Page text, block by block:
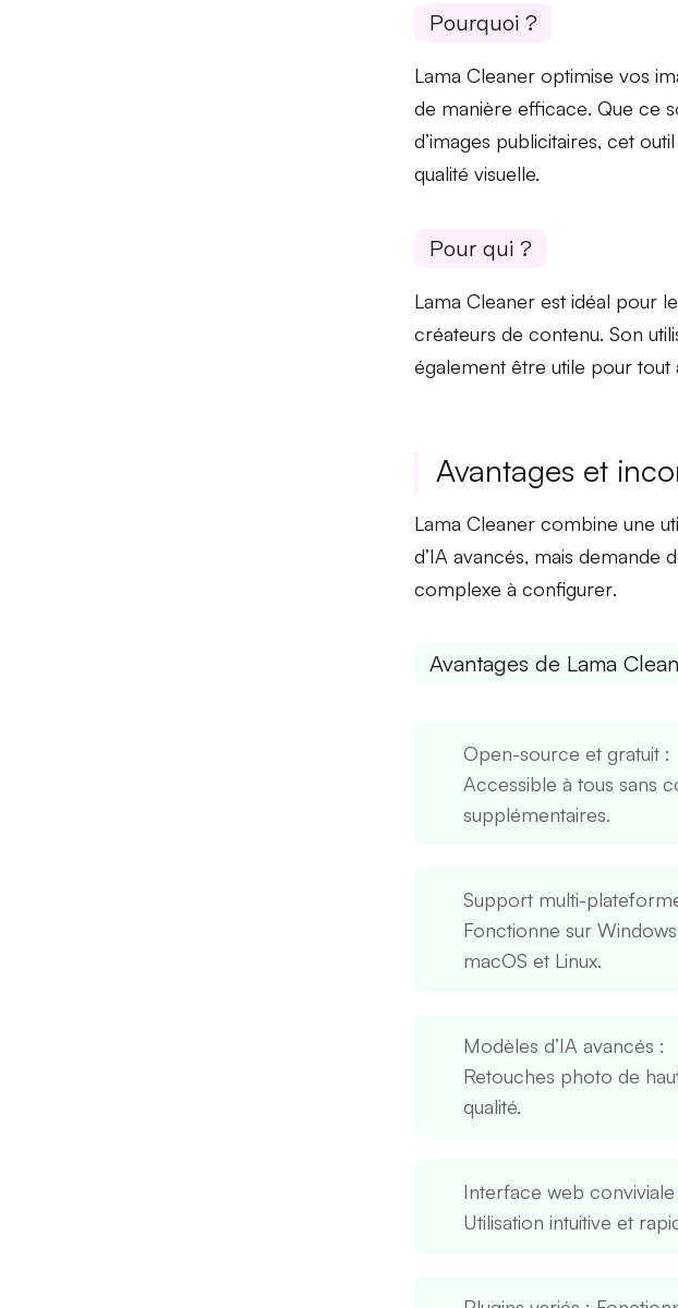
Pourquoi ?
Lama Cleaner optimise vos
de manière efficace. Que ce
d’images publicitaires, cet
qualité visuelle.
Pour qui ?
Lama Cleaner est idéal pour
créateurs de contenu. Son
également être utile pour
Avantages et
Lama Cleaner combine une
d’IA avancés, mais demande
complexe à configurer.
Avantages de Lama
Open-source et gratuit:
Accessible à tous sans
supplémentaires.
Support multi-
Fonctionne sur
macOS et Linux.
Modèles d’IA avancés :
Retouches photo de
qualité.
Interface web conviviale
Utilisation intuitive et